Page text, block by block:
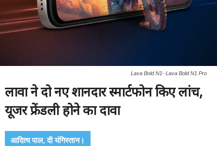
Lava Bold N1- Lava Bold N1 Pro
लावा ने दो नए शानदार स्मार्टफोन किए लांच,
यूजर फ्रेंडली होने का दावा
आदित्य पाल, दी यंगिस्तान।